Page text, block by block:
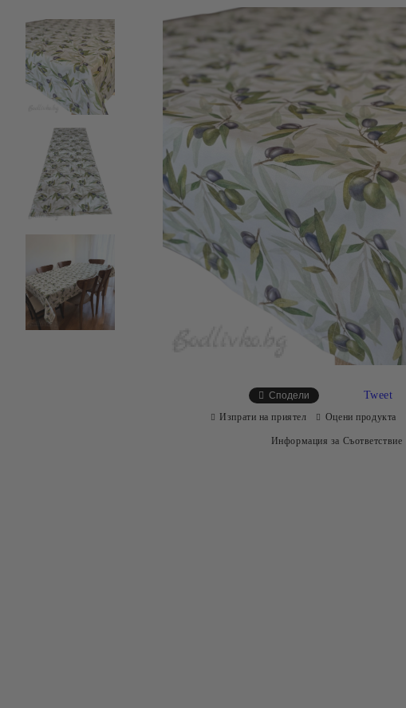
Сподели Tweet
Изпрати на приятел Оцени продукта
Информация за Съответствие